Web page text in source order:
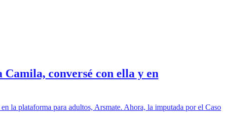
conversé con ella y en
la plataforma para adultos, Arsmate. Ahora, la imputada por el Caso